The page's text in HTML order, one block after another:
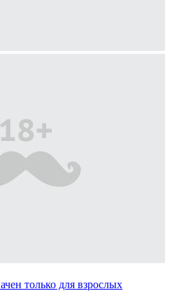
только для взрослых